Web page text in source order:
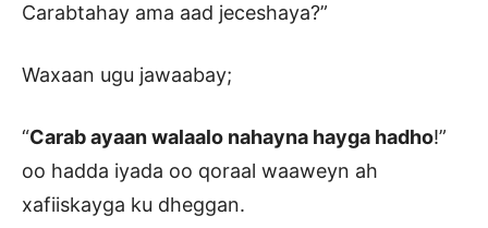
Carabtahay ama aad jeceshaya?”
Waxaan ugu jawaabay;
“Carab ayaan walaalo nahayna hayga hadho!”
oo hadda iyada oo qoraal waaweyn ah
xafiiskayga ku dheggan.